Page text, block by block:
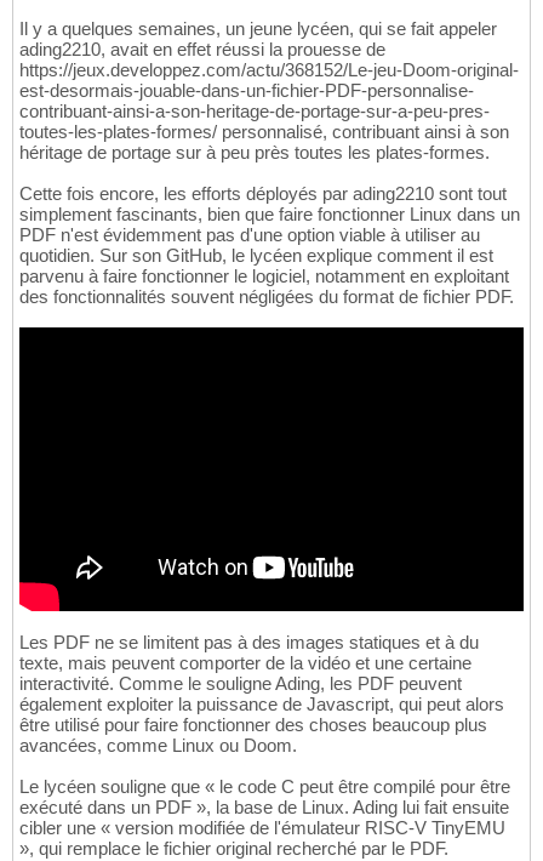
Il y a quelques semaines, un jeune lycéen, qui se fait appeler
ading2210, avait en effet réussi la prouesse de
https://jeux.developpez.com/actu/368152/Le-jeu-Doom-original-
est-desormais-jouable-dans-un-fichier-PDF-personnalise-
contribuant-ainsi-a-son-heritage-de-portage-sur-a-peu-pres-
toutes-les-plates-formes/ personnalisé, contribuant ainsi à son
héritage de portage sur à peu près toutes les plates-formes.
Cette fois encore, les efforts déployés par ading2210 sont tout
simplement fascinants, bien que faire fonctionner Linux dans un
PDF n'est évidemment pas d'une option viable à utiliser au
quotidien. Sur son GitHub, le lycéen explique comment il est
parvenu à faire fonctionner le logiciel, notamment en exploitant
des fonctionnalités souvent négligées du format de fichier PDF.
Les PDF ne se limitent pas à des images statiques et à du
texte, mais peuvent comporter de la vidéo et une certaine
interactivité. Comme le souligne Ading, les PDF peuvent
également exploiter la puissance de Javascript, qui peut alors
être utilisé pour faire fonctionner des choses beaucoup plus
avancées, comme Linux ou Doom.
Le lycéen souligne que « le code C peut être compilé pour être
exécuté dans un PDF », la base de Linux. Ading lui fait ensuite
cibler une « version modifiée de l'émulateur RISC-V TinyEMU
», qui remplace le fichier original recherché par le PDF.